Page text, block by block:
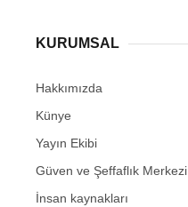
KURUMSAL
Hakkımızda
Künye
Yayın Ekibi
Güven ve Şeffaflık Merkezi
İnsan kaynakları